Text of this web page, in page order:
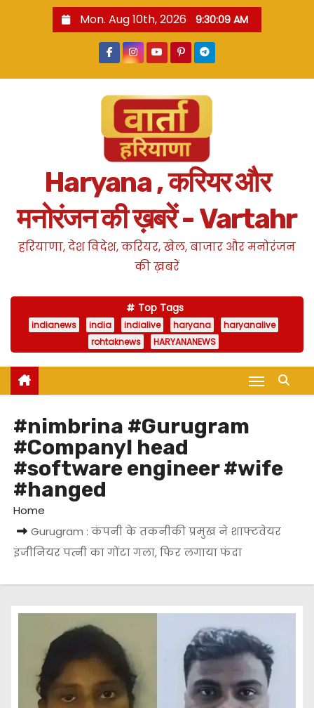
Mon. Aug 10th, 2026 9:30:10 AM
Haryana , करियर और
मनोरंजन की ख़बरें - Vartahr
हरियाणा, देश विदेश, करियर, खेल, बाजार और मनोरंजन
की ख़बरें
Top Tags
indianews india indialive haryana
haryanalive
rohtaknews
HARYANANEWS
#nimbrina #Gurugram
#Companyl head
#software engineer #wife
#hanged
Home
Gurugram : कंपनी के तकनीकी प्रमुख ने शाफ्टवेयर
इंजीनियर पत्नी का गोंटा गला, फिर लगाया फंदा